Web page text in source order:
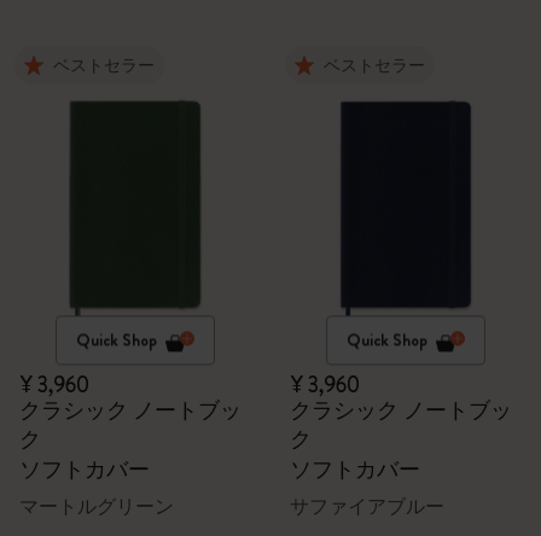
ベストセラー
Quick Shop
¥ 3,960
クラシック ノートブッ
ク
ソフトカバー
マートルグリーン
ベストセラー
Quick Shop
¥ 3,960
クラシック ノートブッ
ク
ソフトカバー
サファイアブルー